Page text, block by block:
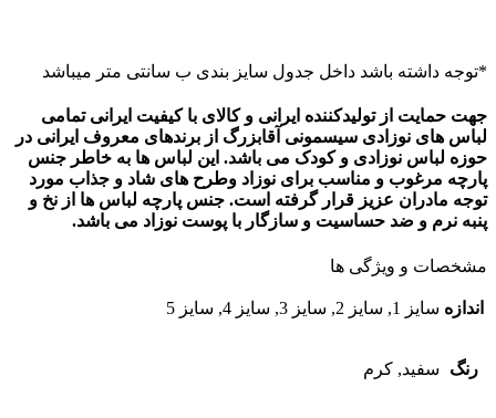
*توجه داشته باشد داخل جدول سایز بندی ب سانتی متر میباشد
جهت حمایت از تولیدکننده ایرانی و کالای با کیفیت ایرانی تمامی
لباس های نوزادی سیسمونی آقابزرگ از برندهای معروف ایرانی در
حوزه لباس نوزادی و کودک می باشد. این لباس ها به خاطر جنس
پارچه مرغوب و مناسب برای نوزاد وطرح های شاد و جذاب مورد
توجه مادران عزیز قرار گرفته است. جنس پارچه لباس ها از نخ و
پنبه نرم و ضد حساسیت و سازگار با پوست نوزاد می باشد.
مشخصات و ویژگی ها
اندازه سایز 1, سایز 2, سایز 3, سایز 4, سایز 5
رنگ سفید, کرم